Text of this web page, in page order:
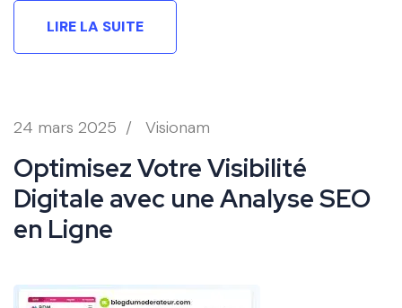
LIRE LA SUITE
24 mars 2025 / Visionam
Optimisez Votre Visibilité
Digitale avec une Analyse SEO
en Ligne